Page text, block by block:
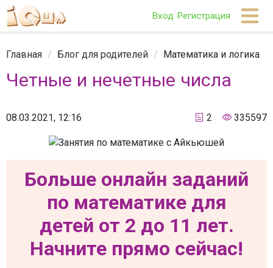
Вход Регистрация
Главная / Блог для родителей / Математика и логика
Четные и нечетные числа
08.03.2021, 12:16 2 335597
Больше онлайн заданий
по математике для
детей от 2 до 11 лет.
Начните прямо сейчас!